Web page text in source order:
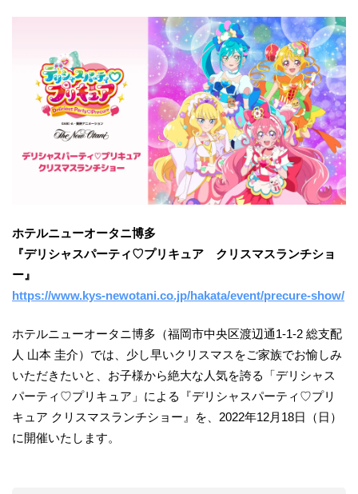
ホテルニューオータニ博多
『デリシャスパーティ♡プリキュア クリスマスランチショ
ー』
https://www.kys-newotani.co.jp/hakata/event/precure-show/
ホテルニューオータニ博多（福岡市中央区渡辺通1-1-2 総支配
人 山本 圭介）では、少し早いクリスマスをご家族でお愉しみ
いただきたいと、お子様から絶大な人気を誇る「デリシャス
パーティ♡プリキュア」による『デリシャスパーティ♡プリ
キュア クリスマスランチショー』を、2022年12月18日（日）
に開催いたします。